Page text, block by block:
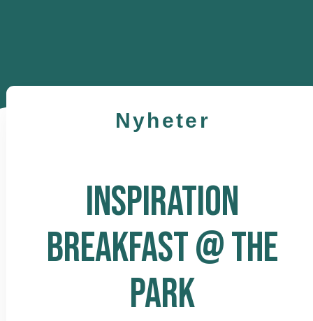
Nyheter
INSPIRATION
BREAKFAST @ THE
PARK